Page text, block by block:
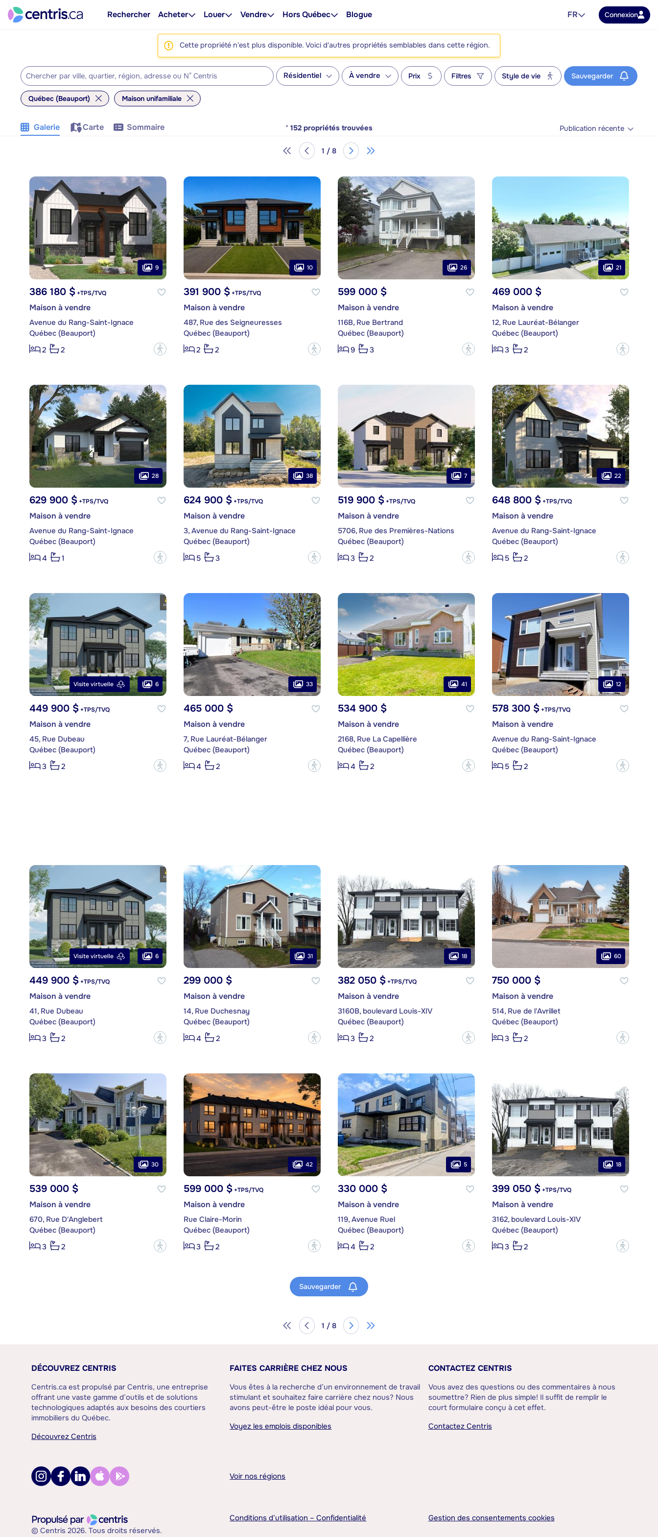
Rechercher Acheter Louer Vendre Hors Québec Blogue FR Connexion
Cette propriété n'est plus disponible. Voici d'autres propriétés semblables dans cette région.
Résidentiel À vendre Prix Filtres Style de vie Sauvegarder
Québec (Beauport) Maison unifamiliale
Galerie Carte Sommaire * 152 propriétés trouvées Publication récente
1 / 8
9
386 180 $+TPS/TVQ
Maison à vendre
Avenue du Rang-Saint-Ignace
Québec (Beauport)
2
2 ?
10
391 900 $+TPS/TVQ
Maison à vendre
487, Rue des Seigneuresses
Québec (Beauport)
2
2 ?
26
599 000 $
Maison à vendre
116B, Rue Bertrand
Québec (Beauport)
9
3 ?
21
469 000 $
Maison à vendre
12, Rue Lauréat-Bélanger
Québec (Beauport)
3
2 ?
28
629 900 $+TPS/TVQ
Maison à vendre
Avenue du Rang-Saint-Ignace
Québec (Beauport)
4
1 ?
38
624 900 $+TPS/TVQ
Maison à vendre
3, Avenue du Rang-Saint-Ignace
Québec (Beauport)
5
3 ?
7
519 900 $+TPS/TVQ
Maison à vendre
5706, Rue des Premières-Nations
Québec (Beauport)
3
2 ?
22
648 800 $+TPS/TVQ
Maison à vendre
Avenue du Rang-Saint-Ignace
Québec (Beauport)
5
2 ?
Visite virtuelle 6
449 900 $+TPS/TVQ
Maison à vendre
45, Rue Dubeau
Québec (Beauport)
3
2 ?
33
465 000 $
Maison à vendre
7, Rue Lauréat-Bélanger
Québec (Beauport)
4
2 ?
41
534 900 $
Maison à vendre
2168, Rue La Capellière
Québec (Beauport)
4
2 ?
12
578 300 $+TPS/TVQ
Maison à vendre
Avenue du Rang-Saint-Ignace
Québec (Beauport)
5
2 ?
Visite virtuelle 6
449 900 $+TPS/TVQ
Maison à vendre
41, Rue Dubeau
Québec (Beauport)
3
2 ?
31
299 000 $
Maison à vendre
14, Rue Duchesnay
Québec (Beauport)
4
2 ?
18
382 050 $+TPS/TVQ
Maison à vendre
3160B, boulevard Louis-XIV
Québec (Beauport)
3
2 ?
60
750 000 $
Maison à vendre
514, Rue de l'Avrillet
Québec (Beauport)
3
2 ?
30
539 000 $
Maison à vendre
670, Rue D'Anglebert
Québec (Beauport)
3
2 ?
42
599 000 $+TPS/TVQ
Maison à vendre
Rue Claire-Morin
Québec (Beauport)
3
2 ?
5
330 000 $
Maison à vendre
119, Avenue Ruel
Québec (Beauport)
4
2 ?
18
399 050 $+TPS/TVQ
Maison à vendre
3162, boulevard Louis-XIV
Québec (Beauport)
3
2 ?
Sauvegarder
1 / 8
DÉCOUVREZ CENTRIS
Centris.ca est propulsé par Centris, une entreprise
offrant une vaste gamme d’outils et de solutions
technologiques adaptés aux besoins des courtiers
immobiliers du Québec.
Découvrez Centris
FAITES CARRIÈRE CHEZ NOUS
Vous êtes à la recherche d’un environnement de travail
stimulant et souhaitez faire carrière chez nous? Nous
avons peut-être le poste idéal pour vous.
Voyez les emplois disponibles
CONTACTEZ CENTRIS
Vous avez des questions ou des commentaires à nous
soumettre? Rien de plus simple! Il suffit de remplir le
court formulaire conçu à cet effet.
Contactez Centris
Voir nos régions
© Centris 2026. Tous droits réservés.
Conditions d’utilisation – Confidentialité Gestion des consentements cookies